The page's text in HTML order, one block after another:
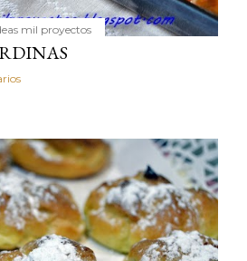
mil proyectos